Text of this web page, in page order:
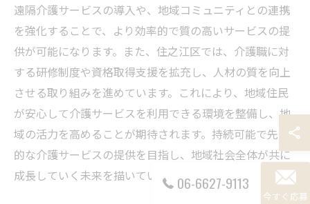
遠隔介護サービスの導入や、地域コミュニティとの連携
を強化することで、より効率的で質の高いサービスの提
供が可能になります。また、住之江区では、介護職に対
する研修制度や資格取得支援を拡充し、人材の質を向上
させる取り組みを進めています。これにより、地域住民
が安心して介護サービスを利用できる環境を整備し、地
域の活力を高めることが期待されます。持続可能で先進
的な介護サービスの提供を目指し、地域社会全体が共に
成長していく未来を描いています。06-6627-9113
今すぐ応募